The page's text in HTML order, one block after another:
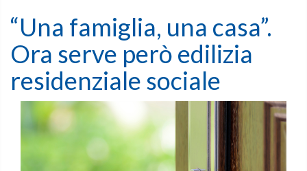
“Una famiglia, una casa”.
Ora serve però edilizia
residenziale sociale